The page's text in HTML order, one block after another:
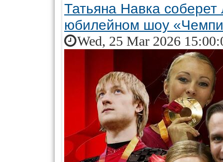
Татьяна Навка соберет
юбилейном шоу
Wed, 25 Mar 2026